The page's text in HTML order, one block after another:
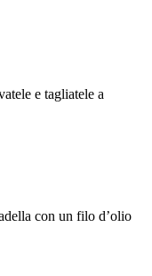
e tagliatele a
con un filo d’olio